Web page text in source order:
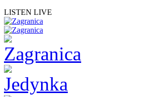
LISTEN LIVE